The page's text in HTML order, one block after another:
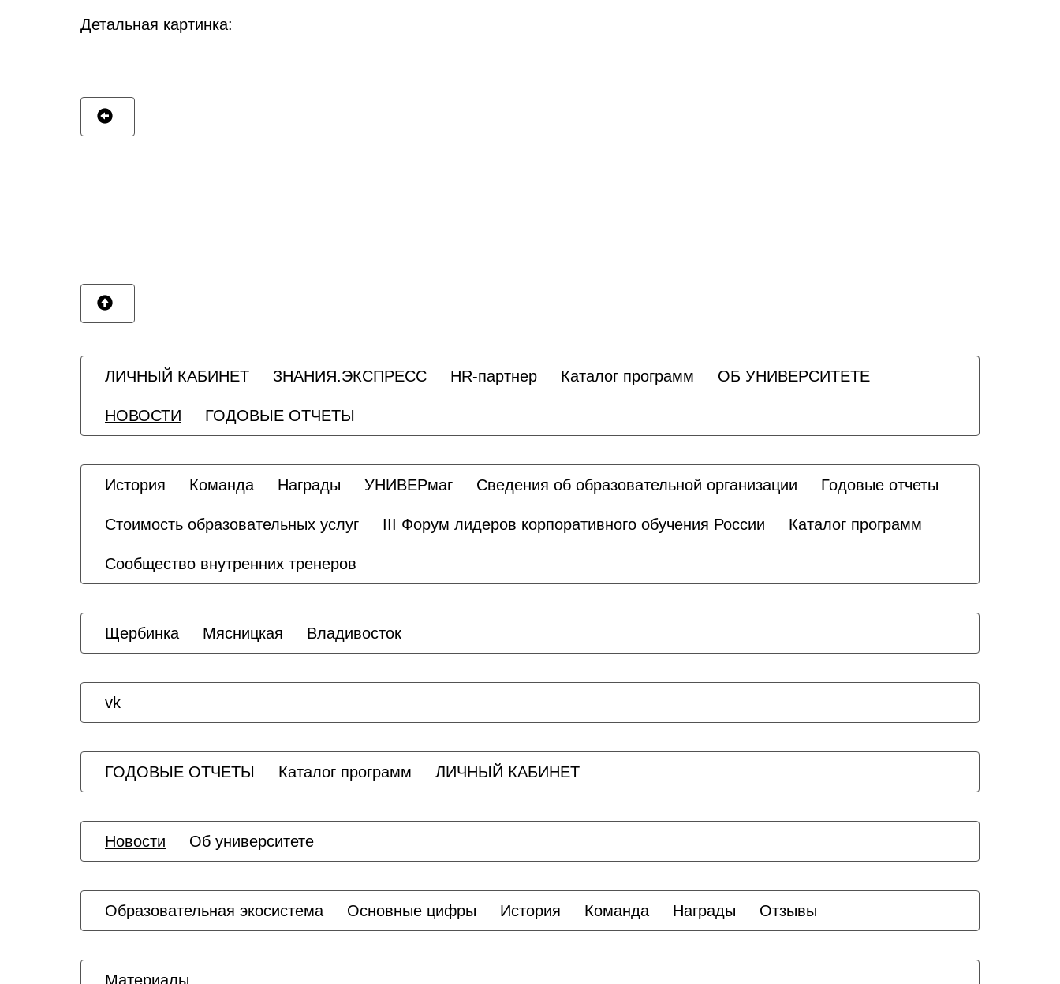
Детальная картинка:
ЛИЧНЫЙ КАБИНЕТ ЗНАНИЯ.ЭКСПРЕСС HR-партнер Каталог программ ОБ УНИВЕРСИТЕТЕ
НОВОСТИ ГОДОВЫЕ ОТЧЕТЫ
История Команда Награды УНИВЕРмаг Сведения об образовательной организации Годовые отчеты
Стоимость образовательных услуг III Форум лидеров корпоративного обучения России Каталог программ
Сообщество внутренних тренеров
Щербинка Мясницкая Владивосток
vk
ГОДОВЫЕ ОТЧЕТЫ Каталог программ ЛИЧНЫЙ КАБИНЕТ
Новости Об университете
Образовательная экосистема Основные цифры История Команда Награды Отзывы
Материалы